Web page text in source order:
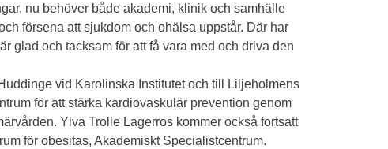
nu behöver både akademi, klinik och samhälle
försena att sjukdom och ohälsa uppstår. Där har
glad och tacksam för att få vara med och driva den
vid Karolinska Institutet och till Liljeholmens
för att stärka kardiovaskulär prevention genom
Ylva Trolle Lagerros kommer också fortsatt
för obesitas, Akademiskt Specialistcentrum.